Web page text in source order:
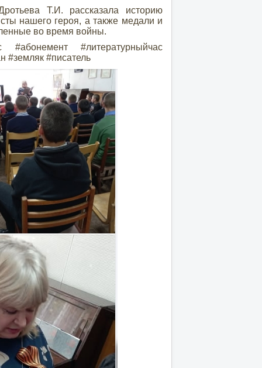
Т.И. рассказала историю
нашего героя, а также медали и
во время войны.
#абонемент #литературныйчас
#земляк #писатель